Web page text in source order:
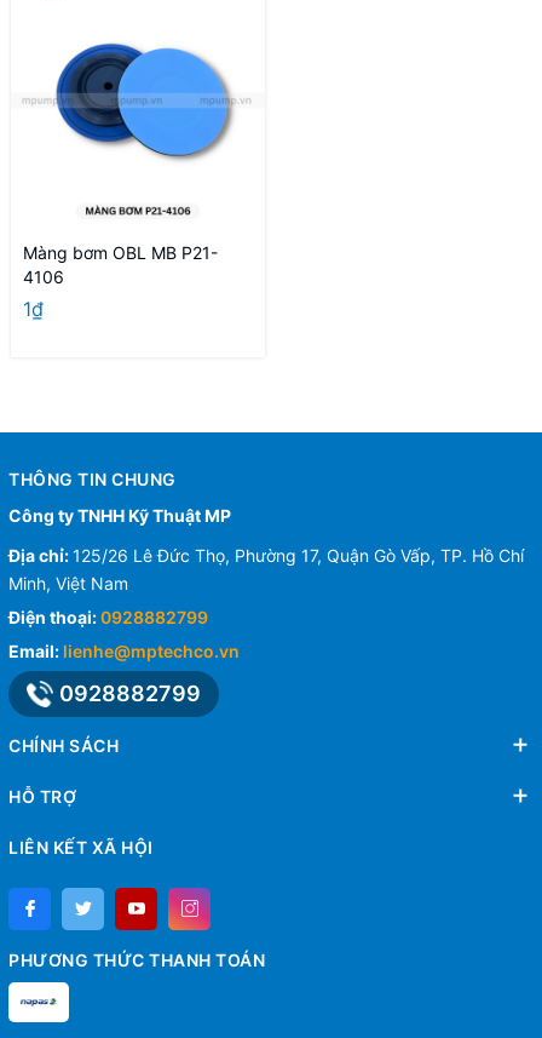
Màng bơm OBL MB P21-
4106
1₫
THÔNG TIN CHUNG
Công ty TNHH Kỹ Thuật MP
Địa chỉ:125/26 Lê Đức Thọ, Phường 17, Quận Gò Vấp, TP. Hồ Chí
Minh, Việt Nam
Điện thoại:0928882799
Email: lienhe@mptechco.vn
0928882799
CHÍNH SÁCH
HỖ TRỢ
LIÊN KẾT XÃ HỘI
PHƯƠNG THỨC THANH TOÁN